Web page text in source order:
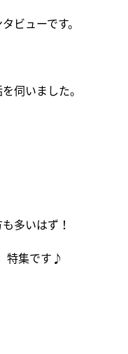
ビューです。
伺いました。
多いはず！
特集です♪